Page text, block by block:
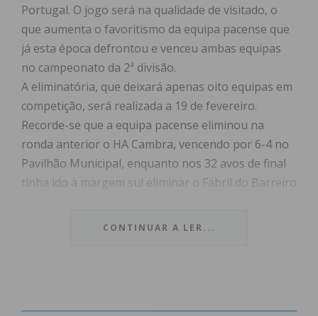
Portugal. O jogo será na qualidade de visitado, o
que aumenta o favoritismo da equipa pacense que
já esta época defrontou e venceu ambas equipas
no campeonato da 2ª divisão.
A eliminatória, que deixará apenas oito equipas em
competição, será realizada a 19 de fevereiro.
Recorde-se que a equipa pacense eliminou na
ronda anterior o HA Cambra, vencendo por 6-4 no
Pavilhão Municipal, enquanto nos 32 avos de final
tinha ido à margem sul eliminar o Fabril do Barreiro
Não esquecer que, no próximo sábado (18h30),
CONTINUAR A LER...